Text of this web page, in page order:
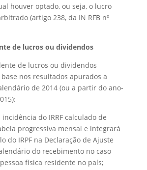
houver optado, ou seja, o lucro
(artigo 238, da IN RFB nº
de lucros ou dividendos
de lucros ou dividendos
nos resultados apurados a
de 2014 (ou a partir do ano-
do IRRF calculado de
progressiva mensal e integrará
do IRPF na Declaração de Ajuste
do recebimento no caso
física residente no país;